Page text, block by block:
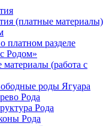
(платные материалы)
платном разделе
Родом»
(работа с
роды Ягуара
Рода
Рода
Рода